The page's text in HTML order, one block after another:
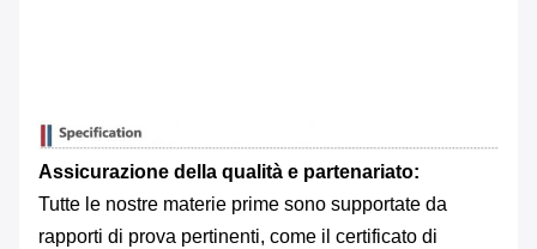
Assicurazione della qualità e partenariato:
Tutte le nostre materie prime sono supportate da
rapporti di prova pertinenti, come il certificato di